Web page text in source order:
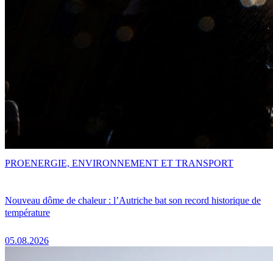
Nouveau dôme de chaleur : l’Autriche bat son record historique de
température
05.08.2026
PROENERGIE, ENVIRONNEMENT ET TRANSPORT